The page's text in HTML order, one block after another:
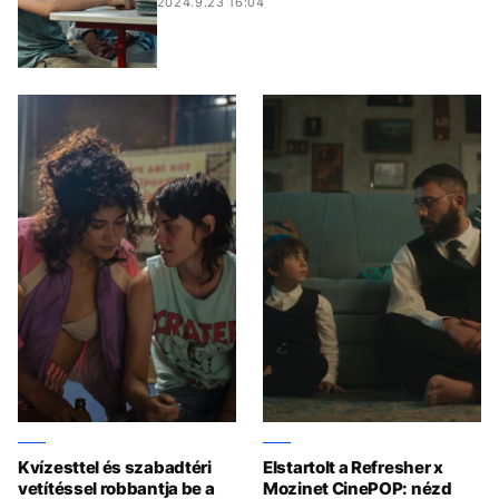
Kvízesttel és szabadtéri
vetítéssel robbantja be a
Elstartolt a Refresher x
Mozinet CinePOP: nézd